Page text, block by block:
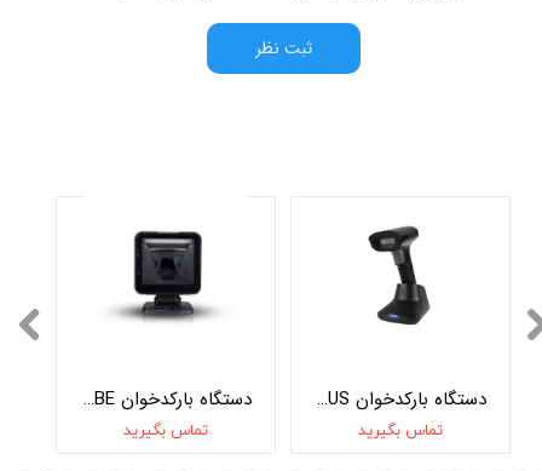
ثبت نظر
دستگاه بارکدخوان CUBE
تماس بگیرید
دستگاه بارکدخوان HERO PLUS
تماس بگیرید